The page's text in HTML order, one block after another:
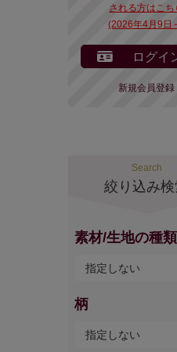
される方はこち
(2026年4月9日
ログイ
新規会員登録
Search
絞り込み検
素材/生地の種類
柄